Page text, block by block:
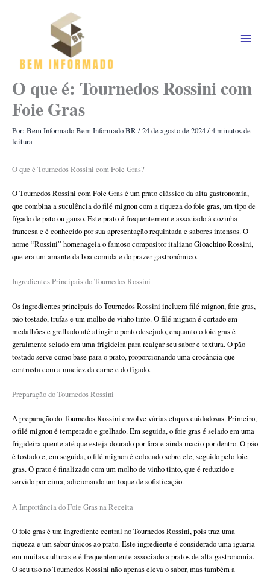
O que é: Tournedos Rossini com
Foie Gras
Por: Bem InformadoBem Informado BR/24 de agosto de 2024/4 minutos de
leitura
O que é Tournedos Rossini com Foie Gras?
O Tournedos Rossini com Foie Gras é um prato clássico da alta gastronomia,
que combina a suculência do filé mignon com a riqueza do foie gras, um tipo de
fígado de pato ou ganso. Este prato é frequentemente associado à cozinha
francesa e é conhecido por sua apresentação requintada e sabores intensos. O
nome “Rossini” homenageia o famoso compositor italiano Gioachino Rossini,
que era um amante da boa comida e do prazer gastronômico.
Ingredientes Principais do Tournedos Rossini
Os ingredientes principais do Tournedos Rossini incluem filé mignon, foie gras,
pão tostado, trufas e um molho de vinho tinto. O filé mignon é cortado em
medalhões e grelhado até atingir o ponto desejado, enquanto o foie gras é
geralmente selado em uma frigideira para realçar seu sabor e textura. O pão
tostado serve como base para o prato, proporcionando uma crocância que
contrasta com a maciez da carne e do fígado.
Preparação do Tournedos Rossini
A preparação do Tournedos Rossini envolve várias etapas cuidadosas. Primeiro,
o filé mignon é temperado e grelhado. Em seguida, o foie gras é selado em uma
frigideira quente até que esteja dourado por fora e ainda macio por dentro. O pão
é tostado e, em seguida, o filé mignon é colocado sobre ele, seguido pelo foie
gras. O prato é finalizado com um molho de vinho tinto, que é reduzido e
servido por cima, adicionando um toque de sofisticação.
A Importância do Foie Gras na Receita
O foie gras é um ingrediente central no Tournedos Rossini, pois traz uma
riqueza e um sabor únicos ao prato. Este ingrediente é considerado uma iguaria
em muitas culturas e é frequentemente associado a pratos de alta gastronomia.
O seu uso no Tournedos Rossini não apenas eleva o sabor, mas também a